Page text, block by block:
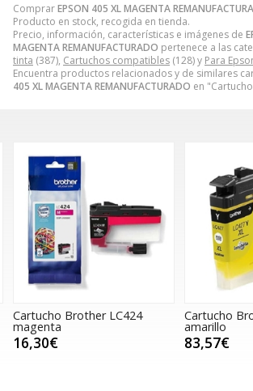
ComprarEPSON 405 XL MAGENTA
Producto en stock, recogida en tienda.
Precio, información, características e imágenes de
MAGENTA REMANUFACTURADO pertenece a las
tinta (387), Cartuchos compatibles (128) y Para
Encuentra productos relacionados y de similares
405 XL MAGENTA REMANUFACTURADO en
Cartucho Brother LC424
magenta
16,30€
Cartucho
amarillo
83,57€